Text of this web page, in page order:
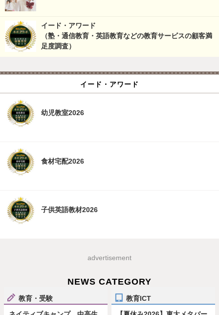
イード・アワード
（塾・通信教育・英語教育などの教育サービスの顧客満
足度調査）
イード・アワード
幼児教室2026
食材宅配2026
子供英語教材2026
advertisement
NEWS CATEGORY
教育・受験 教育ICT